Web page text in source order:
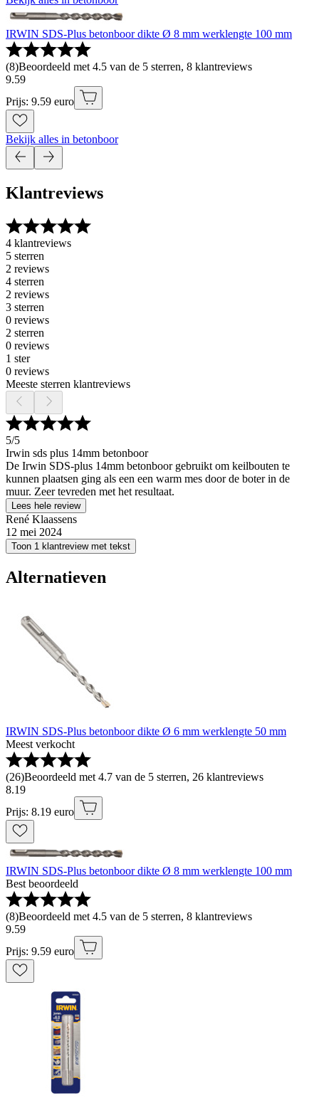
IRWIN SDS-Plus betonboor dikte Ø 8 mm werklengte 100 mm
(8)Beoordeeld met 4.5 van de 5 sterren, 8 klantreviews
9.59
Prijs: 9.59 euro
Bekijk alles in betonboor
Klantreviews
4 klantreviews
5 sterren
2 reviews
4 sterren
2 reviews
3 sterren
0 reviews
2 sterren
0 reviews
1 ster
0 reviews
Meeste sterren klantreviews
5/5
Irwin sds plus 14mm betonboor
De Irwin SDS-plus 14mm betonboor gebruikt om keilbouten te
kunnen plaatsen ging als een een warm mes door de boter in de
muur. Zeer tevreden met het resultaat.
Lees hele review
René Klaassens
12 mei 2024
Toon 1 klantreview met tekst
Alternatieven
IRWIN SDS-Plus betonboor dikte Ø 6 mm werklengte 50 mm
Meest verkocht
(26)Beoordeeld met 4.7 van de 5 sterren, 26 klantreviews
8.19
Prijs: 8.19 euro
IRWIN SDS-Plus betonboor dikte Ø 8 mm werklengte 100 mm
Best beoordeeld
(8)Beoordeeld met 4.5 van de 5 sterren, 8 klantreviews
9.59
Prijs: 9.59 euro